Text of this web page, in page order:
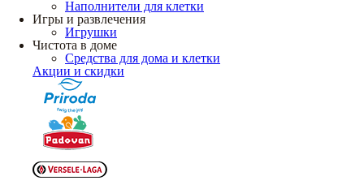
Наполнители для клетки
Игры и развлечения
Игрушки
Чистота в доме
Средства для дома и клетки
Акции и скидки